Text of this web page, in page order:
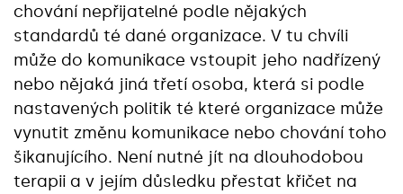
chování nepřijatelné podle nějakých
standardů té dané organizace. V tu chvíli
může do komunikace vstoupit jeho nadřízený
nebo nějaká jiná třetí osoba, která si podle
nastavených politik té které organizace může
vynutit změnu komunikace nebo chování toho
šikanujícího. Není nutné jít na dlouhodobou
terapii a v jejím důsledku přestat křičet na